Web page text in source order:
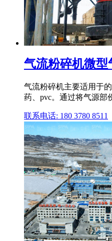
气流粉碎机微型
气流粉碎机主要适用于
药、pvc。通过将气源部
联系电话: 180 3780 8511